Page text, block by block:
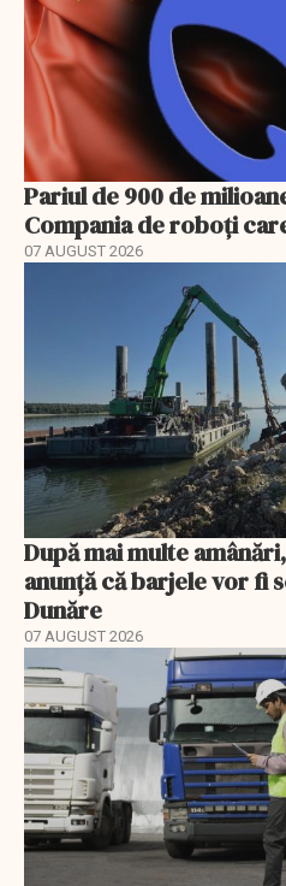
Pariul de 900 de
Compania de roboți
07 AUGUST 2026
După mai multe
anunță că barjele vor fi
Dunăre
07 AUGUST 2026